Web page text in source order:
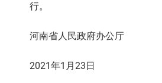
行。
河南省人民政府办公厅
2021年1月23日